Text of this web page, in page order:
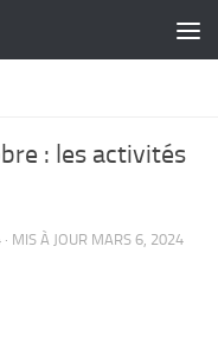
: les activités
· MIS À JOUR MARS 6, 2024